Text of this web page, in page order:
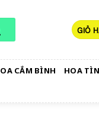
GIỎ
CẮM BÌNH
HOA